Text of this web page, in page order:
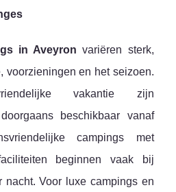
in Aveyron variëren sterk,
voorzieningen en het seizoen.
vakantie zijn
beschikbaar vanaf
campings met
beginnen vaak bij
nacht. Voor luxe campings en